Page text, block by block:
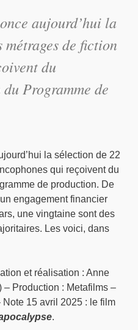
aujourd’hui la
de fiction
du
Programme de
la sélection de 22
qui reçoivent du
de production. De
engagement financier
une vingtaine sont des
Les voici, dans
et réalisation : Anne
– Production : Metafilms –
15 avril 2025 : le film
.